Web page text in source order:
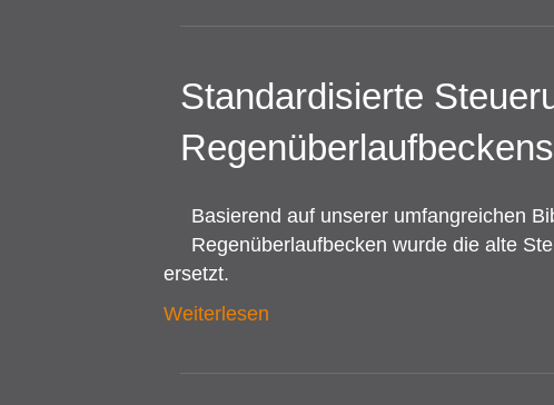
Standardisierte
Regenüberlaufbeckens
Basierend auf unserer umfangreichen
Regenüberlaufbecken wurde die alte
ersetzt.
Weiterlesen